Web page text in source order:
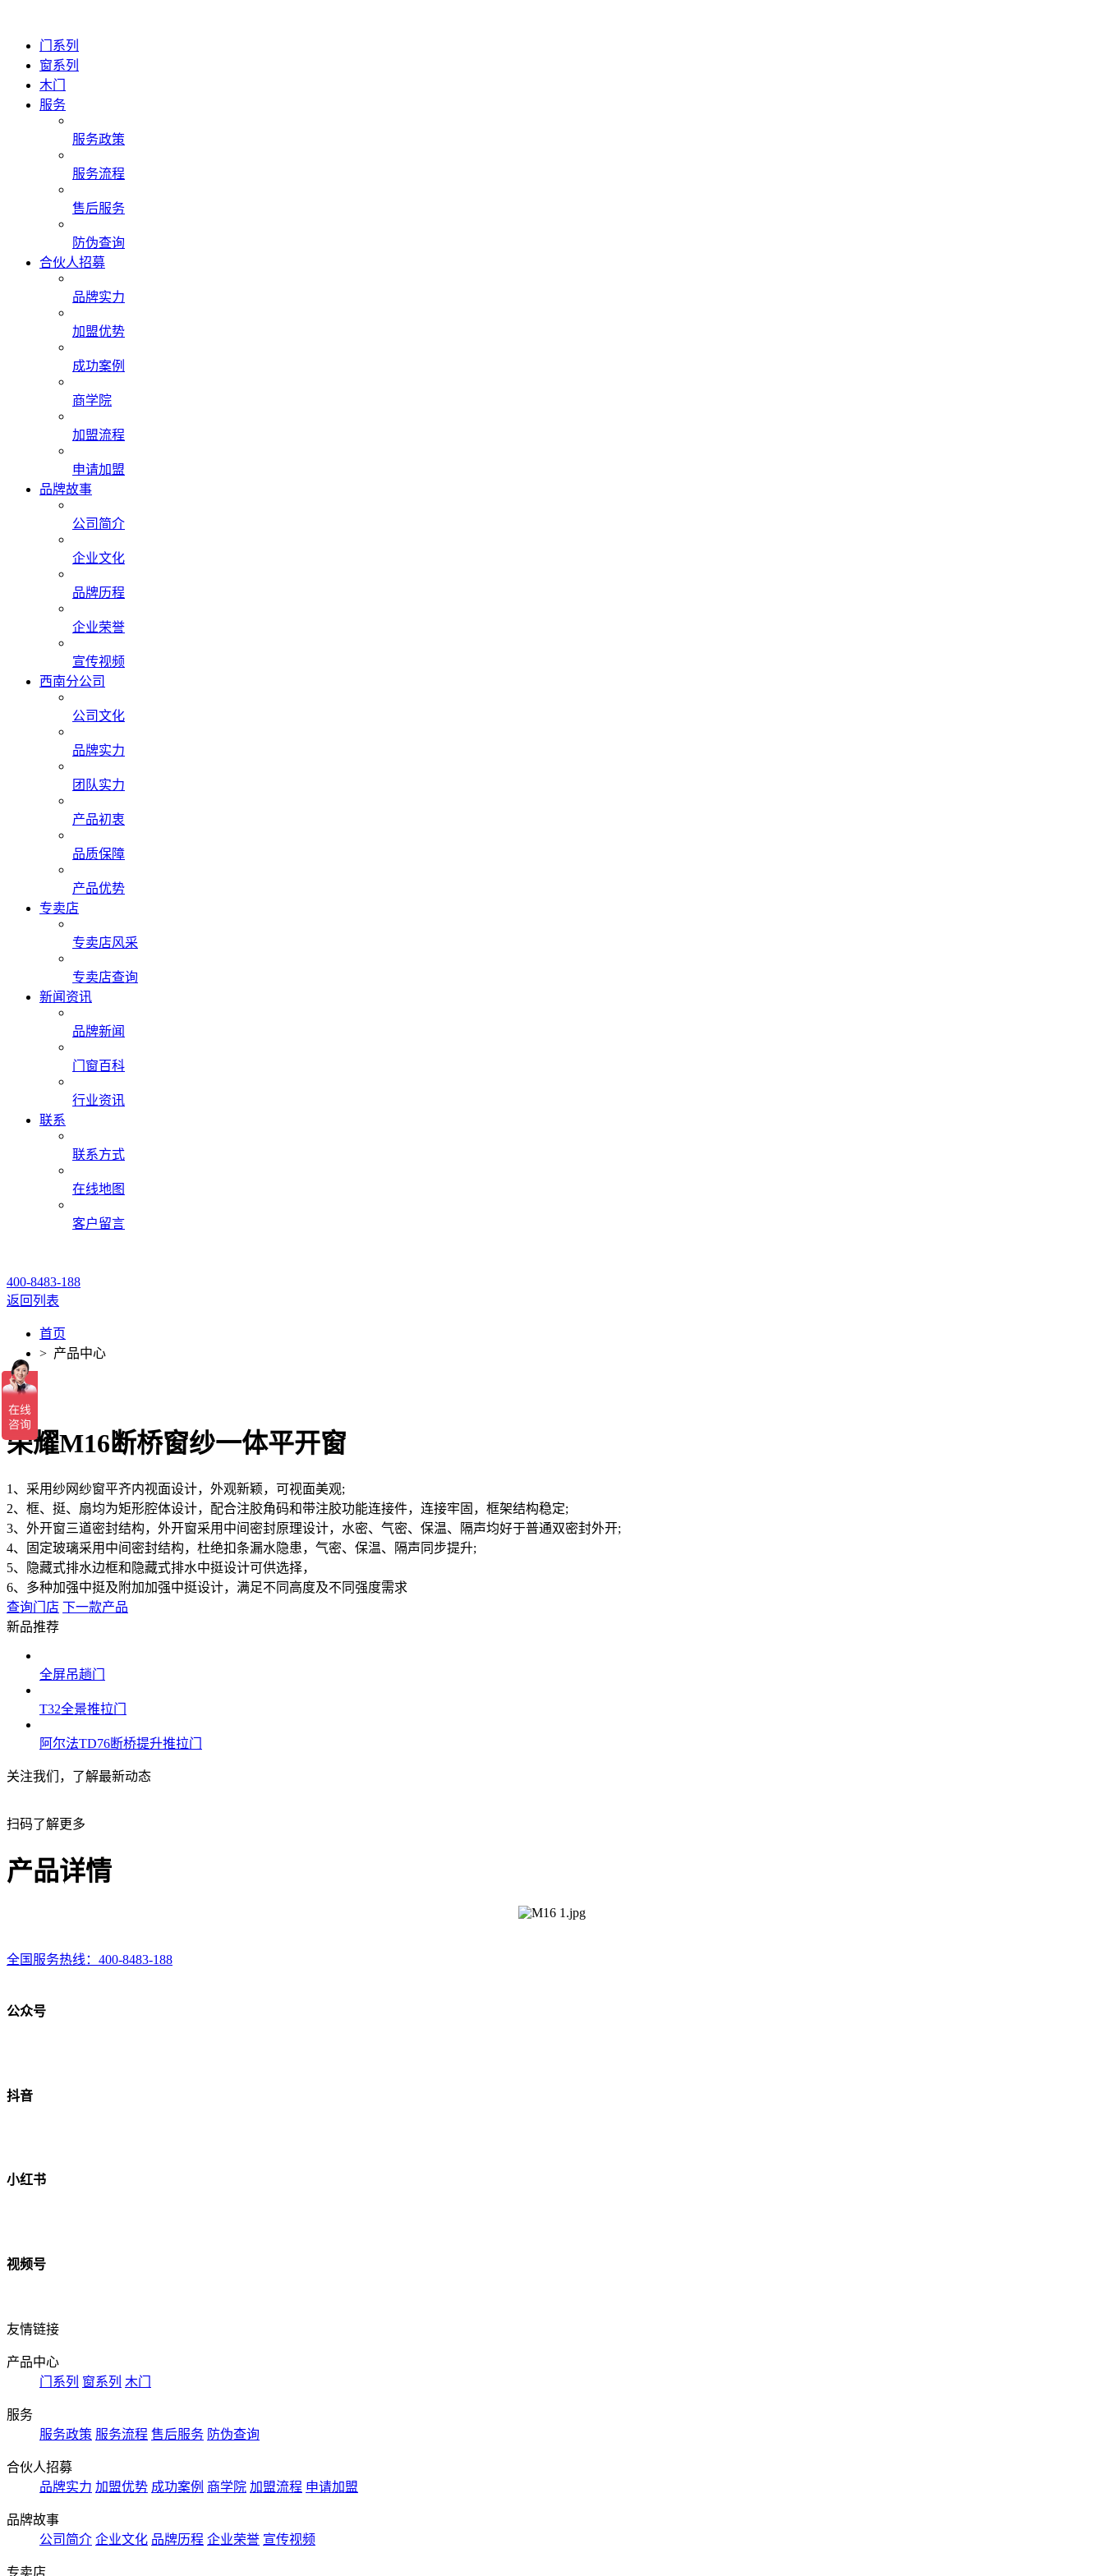
门系列
窗系列
木门
服务
服务政策
服务流程
售后服务
防伪查询
合伙人招募
品牌实力
加盟优势
成功案例
商学院
加盟流程
申请加盟
品牌故事
公司简介
企业文化
品牌历程
企业荣誉
宣传视频
西南分公司
公司文化
品牌实力
团队实力
产品初衷
品质保障
产品优势
专卖店
专卖店风采
专卖店查询
新闻资讯
品牌新闻
门窗百科
行业资讯
联系
联系方式
在线地图
客户留言
400-8483-188
返回列表
首页
> 产品中心
荣耀M16断桥窗纱一体平开窗
1、采用纱网纱窗平齐内视面设计，外观新颖，可视面美观;
2、框、挺、扇均为矩形腔体设计，配合注胶角码和带注胶功能连接件，连接牢固，框架结构稳定;
3、外开窗三道密封结构，外开窗采用中间密封原理设计，水密、气密、保温、隔声均好于普通双密封外开;
4、固定玻璃采用中间密封结构，杜绝扣条漏水隐患，气密、保温、隔声同步提升;
5、隐藏式排水边框和隐藏式排水中挺设计可供选择，
6、多种加强中挺及附加加强中挺设计，满足不同高度及不同强度需求
查询门店 下一款产品
新品推荐
全屏吊趟门
T32全景推拉门
阿尔法TD76断桥提升推拉门
关注我们，了解最新动态
扫码了解更多
产品详情
全国服务热线： 400-8483-188
公众号
抖音
小红书
视频号
友情链接
产品中心
门系列 窗系列 木门
服务
服务政策 服务流程 售后服务 防伪查询
合伙人招募
品牌实力 加盟优势 成功案例 商学院 加盟流程 申请加盟
品牌故事
公司简介 企业文化 品牌历程 企业荣誉 宣传视频
专卖店